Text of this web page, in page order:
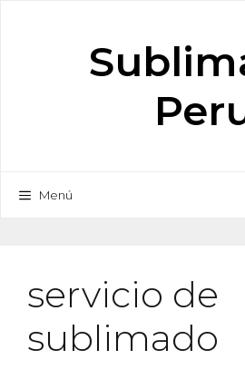
Menú
servicio de
sublimado